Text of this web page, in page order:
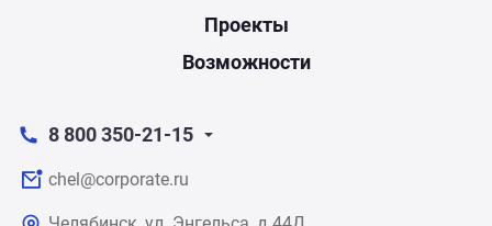
Проекты
Возможности
8 800 350-21-15
chel@corporate.ru